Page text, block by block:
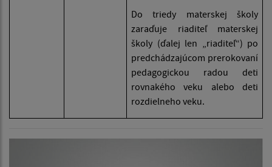
Do triedy materskej školy
zaraďuje riaditeľ materskej
školy (ďalej len „riaditeľ“) po
predchádzajúcom prerokovaní
pedagogickou radou deti
rovnakého veku alebo deti
rozdielneho veku.